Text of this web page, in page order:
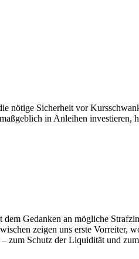
nötige Sicherheit vor
in Anleihen investieren,
Gedanken an mögliche
zeigen uns erste Vorreiter,
Schutz der Liquidität und